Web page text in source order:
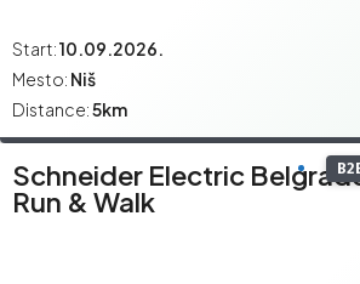
Start:10.09.2026.
Mesto: Niš
Distance:5km
Schneider Electric
Run & Walk